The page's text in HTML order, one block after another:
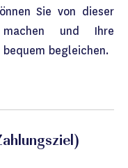
Sie von dieser
und Ihre
begleichen.